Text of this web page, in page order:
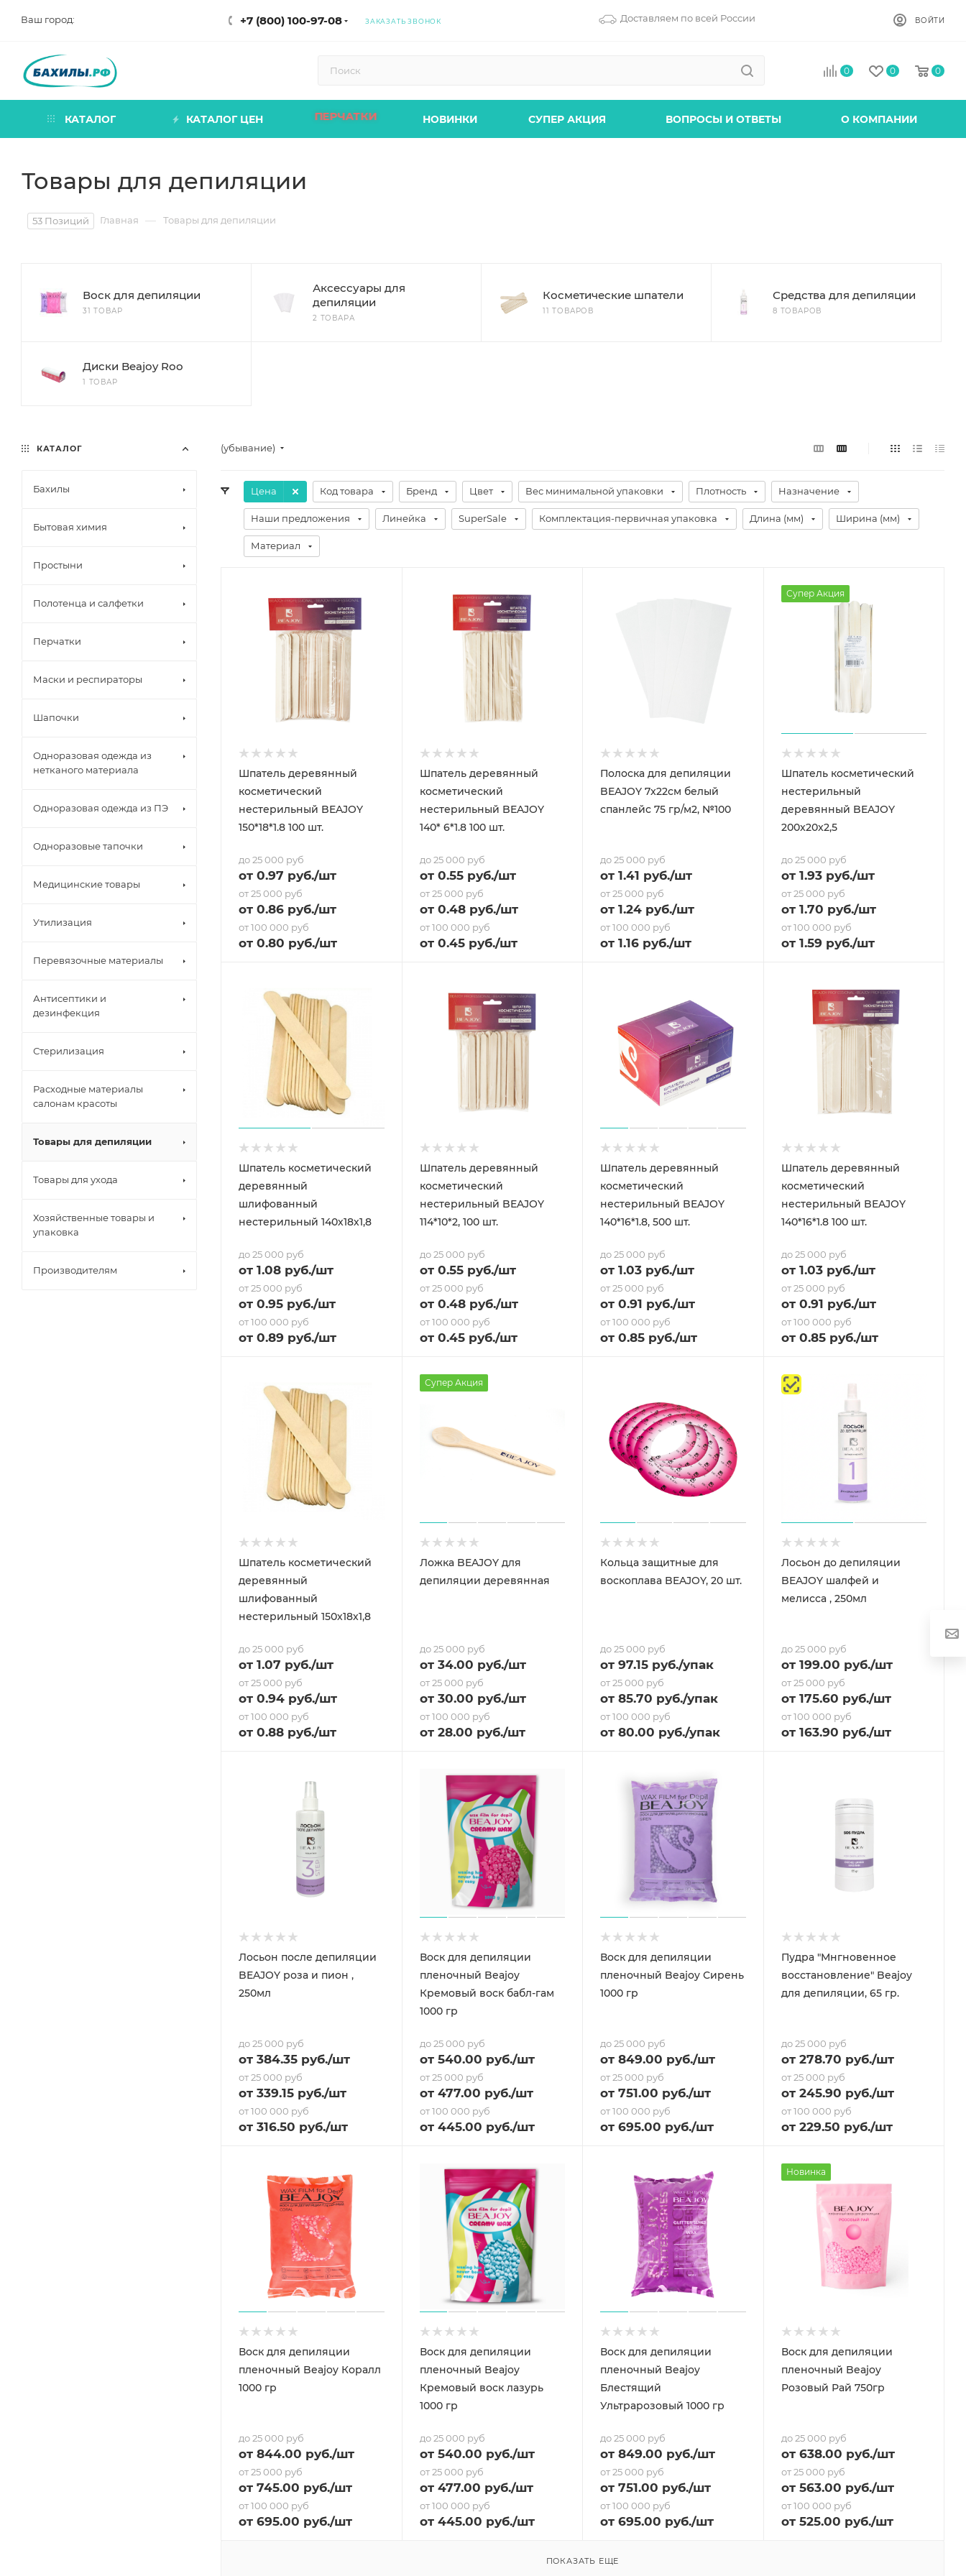
Ваш город: +7 (800) 100-97-08 ЗАКАЗАТЬ ЗВОНОК Доставляем по всей России ВОЙТИ
0 0 0
КАТАЛОГ КАТАЛОГ ЦЕН ПЕРЧАТКИ НОВИНКИ СУПЕР АКЦИЯ ВОПРОСЫ И ОТВЕТЫ О КОМПАНИИ
Товары для депиляции
53 Позиций Главная — Товары для депиляции
Воск для депиляции
31 ТОВАР
Аксессуары для
депиляции
2 ТОВАРА
Косметические шпатели
11 ТОВАРОВ
Средства для депиляции
8 ТОВАРОВ
Диски Beajoy Roo
1 ТОВАР
(убывание)
Цена Код товара Бренд Цвет Вес минимальной упаковки Плотность Назначение
Наши предложения Линейка SuperSale Комплектация-первичная упаковка Длина (мм) Ширина (мм)
Материал
Шпатель деревянный
косметический
нестерильный BEAJOY
150*18*1.8 100 шт.
до 25 000 руб
от 0.97 руб./шт
от 25 000 руб
от 0.86 руб./шт
от 100 000 руб
от 0.80 руб./шт
Шпатель деревянный
косметический
нестерильный BEAJOY
140* 6*1.8 100 шт.
до 25 000 руб
от 0.55руб./шт
от 25 000 руб
от 0.48руб./шт
от 100 000 руб
от 0.45руб./шт
Полоска для депиляции
BEAJOY 7x22см белый
спанлейс 75 гр/м2, №100
до 25 000 руб
от 1.41 руб./шт
от 25 000 руб
от 1.24 руб./шт
от 100 000 руб
от 1.16 руб./шт
Супер Акция
Шпатель косметический
нестерильный
деревянный BEAJOY
200x20x2,5
до 25 000 руб
от 1.93руб./шт
от 25 000 руб
от 1.70 руб./шт
от 100 000 руб
от 1.59руб./шт
Шпатель косметический
деревянный
шлифованный
нестерильный 140х18х1,8
до 25 000 руб
от 1.08 руб./шт
от 25 000 руб
от 0.95 руб./шт
от 100 000 руб
от 0.89 руб./шт
Шпатель деревянный
косметический
нестерильный BEAJOY
114*10*2, 100 шт.
до 25 000 руб
от 0.55руб./шт
от 25 000 руб
от 0.48руб./шт
от 100 000 руб
от 0.45руб./шт
Шпатель деревянный
косметический
нестерильный BEAJOY
140*16*1.8, 500 шт.
до 25 000 руб
от 1.03 руб./шт
от 25 000 руб
от 0.91 руб./шт
от 100 000 руб
от 0.85 руб./шт
Шпатель деревянный
косметический
нестерильный BEAJOY
140*16*1.8 100 шт.
до 25 000 руб
от 1.03руб./шт
от 25 000 руб
от 0.91 руб./шт
от 100 000 руб
от 0.85руб./шт
Шпатель косметический
деревянный
шлифованный
нестерильный 150х18х1,8
до 25 000 руб
от 1.07 руб./шт
от 25 000 руб
от 0.94 руб./шт
от 100 000 руб
от 0.88 руб./шт
Супер Акция
Ложка BEAJOY для
депиляции деревянная
до 25 000 руб
от 34.00 руб./шт
от 25 000 руб
от 30.00 руб./шт
от 100 000 руб
от 28.00 руб./шт
Кольца защитные для
воскоплава BEAJOY, 20 шт.
до 25 000 руб
от 97.15 руб./упак
от 25 000 руб
от 85.70 руб./упак
от 100 000 руб
от 80.00 руб./упак
Лосьон до депиляции
BEAJOY шалфей и
мелисса , 250мл
до 25 000 руб
от 199.00 руб./шт
от 25 000 руб
от 175.60 руб./шт
от 100 000 руб
от 163.90 руб./шт
Лосьон после депиляции
BEAJOY роза и пион ,
250мл
до 25 000 руб
от 384.35 руб./шт
от 25 000 руб
от 339.15 руб./шт
от 100 000 руб
от 316.50 руб./шт
Воск для депиляции
пленочный Beajoy
Кремовый воск бабл-гам
1000 гр
до 25 000 руб
от 540.00 руб./шт
от 25 000 руб
от 477.00 руб./шт
от 100 000 руб
от 445.00 руб./шт
Воск для депиляции
пленочный Beajoy Сирень
1000 гр
до 25 000 руб
от 849.00 руб./шт
от 25 000 руб
от 751.00 руб./шт
от 100 000 руб
от 695.00 руб./шт
Пудра "Мнгновенное
восстановление" Beajoy
для депиляции, 65 гр.
до 25 000 руб
от 278.70 руб./шт
от 25 000 руб
от 245.90 руб./шт
от 100 000 руб
от 229.50 руб./шт
Воск для депиляции
пленочный Beajoy Коралл
1000 гр
до 25 000 руб
от 844.00 руб./шт
от 25 000 руб
от 745.00 руб./шт
от 100 000 руб
от 695.00 руб./шт
Воск для депиляции
пленочный Beajoy
Кремовый воск лазурь
1000 гр
до 25 000 руб
от 540.00 руб./шт
от 25 000 руб
от 477.00 руб./шт
от 100 000 руб
от 445.00 руб./шт
Воск для депиляции
пленочный Beajoy
Блестящий
Ультрарозовый 1000 гр
до 25 000 руб
от 849.00 руб./шт
от 25 000 руб
от 751.00 руб./шт
от 100 000 руб
от 695.00 руб./шт
Новинка
Воск для депиляции
пленочный Beajoy
Розовый Рай 750гр
до 25 000 руб
от 638.00 руб./шт
от 25 000 руб
от 563.00 руб./шт
от 100 000 руб
от 525.00 руб./шт
ПОКАЗАТЬ ЕЩЕ
КАТАЛОГ
Бахилы
Бытовая химия
Простыни
Полотенца и салфетки
Перчатки
Маски и респираторы
Шапочки
Одноразовая одежда из
нетканого материала
Одноразовая одежда из ПЭ
Одноразовые тапочки
Медицинские товары
Утилизация
Перевязочные материалы
Антисептики и
дезинфекция
Стерилизация
Расходные материалы
салонам красоты
Товары для депиляции
Товары для ухода
Хозяйственные товары и
упаковка
Производителям